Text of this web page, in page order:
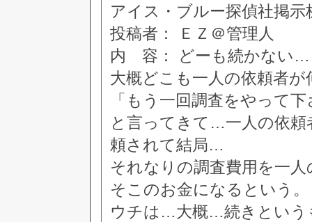
アイス・ブルー探偵社掲
投稿者： ＥＺ＠管理人
内 容： どーも続かない…
大概どこも一人の依頼者が
「もう一回調査をやって
と言ってきて…一人の依
頼されて結局…
それなりの調査費用を一
そこのお金になるという。
ウチは…大概…続きという